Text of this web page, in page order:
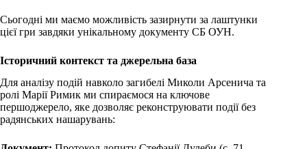
Сьогодні ми маємо можливість зазирнути за лаштунки
цієї гри завдяки унікальному документу СБ ОУН.
Історичний контекст та джерельна база
Для аналізу подій навколо загибелі Миколи Арсенича та
ролі Марії Римик ми спираємося на ключове
першоджерело, яке дозволяє реконструювати події без
радянських нашарувань: